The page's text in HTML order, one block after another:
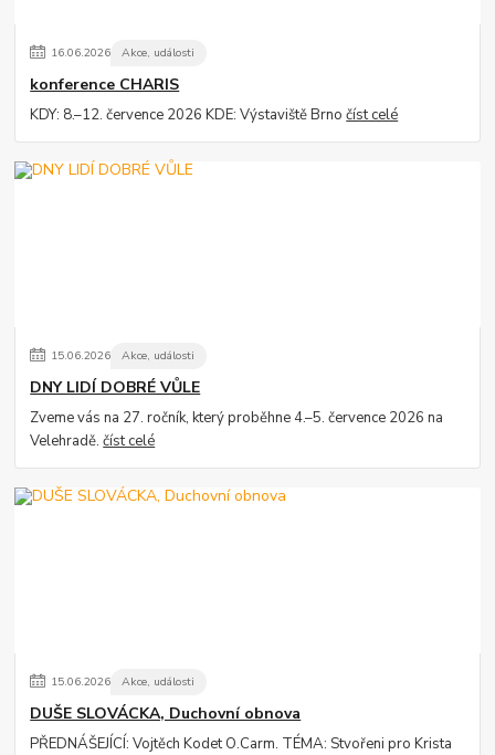
16.06.2026 Akce, události
konference CHARIS
KDY: 8.–12. července 2026 KDE: Výstaviště Brnočíst celé
15.06.2026 Akce, události
DNY LIDÍ DOBRÉ VŮLE
Zveme vás na 27. ročník, který proběhne 4.–5. července 2026 na
Velehradě.číst celé
15.06.2026 Akce, události
DUŠE SLOVÁCKA, Duchovní obnova
PŘEDNÁŠEJÍCÍ: Vojtěch Kodet O.Carm. TÉMA: Stvořeni pro Krista